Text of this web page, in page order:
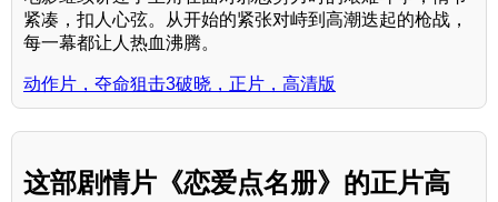
紧凑，扣人心弦。从开始的紧张对峙到高潮迭起的枪战，
每一幕都让人热血沸腾。
动作片，夺命狙击3破晓，正片，高清版
这部剧情片《恋爱点名册》的正片高